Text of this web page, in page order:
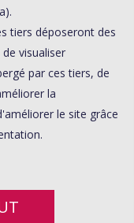
tiers déposeront des
visualiser
par ces tiers, de
la
le site grâce